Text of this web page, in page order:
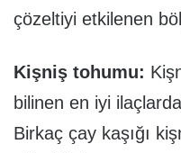
çözeltiyi etkilenen
Kişniş tohumu:
bilinen en iyi
Birkaç çay kaşığı